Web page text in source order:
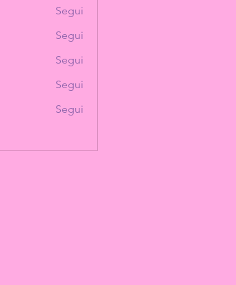
Segui
Segui
Segui
Segui
Segui